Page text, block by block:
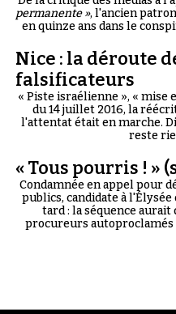
permanente », l'ancien patron
en quinze ans dans le
Nice : la déroute
falsificateurs
« Piste israélienne », « mise
du 14 juillet 2016, la
l'attentat était en marche.
reste
« Tous pourris ! »
Condamnée en appel pour
publics, candidate à
tard : la séquence
procureurs autoproclamés